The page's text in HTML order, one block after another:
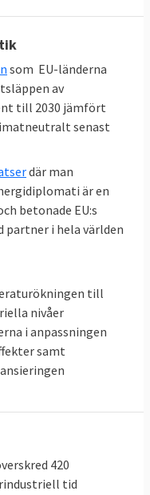
42,5 – 45
procent
bindande
EU-mål
vilka
i EU räknat
som EU-länderna
av
till 2030 jämfört
senast
där man
är en
betonade EU:s
i hela världen
till
nivåer
i anpassningen
samt
420
tid